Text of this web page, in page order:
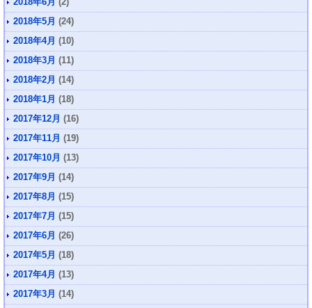
2018年6月 (2)
2018年5月 (24)
2018年4月 (10)
2018年3月 (11)
2018年2月 (14)
2018年1月 (18)
2017年12月 (16)
2017年11月 (19)
2017年10月 (13)
2017年9月 (14)
2017年8月 (15)
2017年7月 (15)
2017年6月 (26)
2017年5月 (18)
2017年4月 (13)
2017年3月 (14)